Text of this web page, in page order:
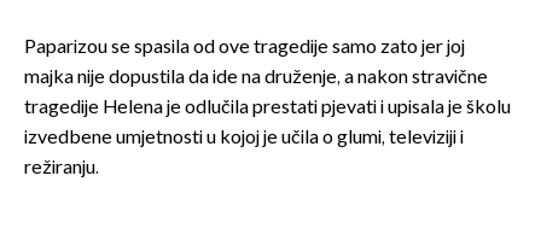
Paparizou se spasila od ove tragedije samo zato jer joj
majka nije dopustila da ide na druženje, a nakon stravične
tragedije Helena je odlučila prestati pjevati i upisala je školu
izvedbene umjetnosti u kojoj je učila o glumi, televiziji i
režiranju.